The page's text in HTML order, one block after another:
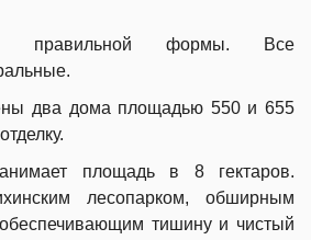
правильной формы. Все
два дома площадью 550 и 655
площадь в 8 гектаров.
лесопарком, обширным
тишину и чистый